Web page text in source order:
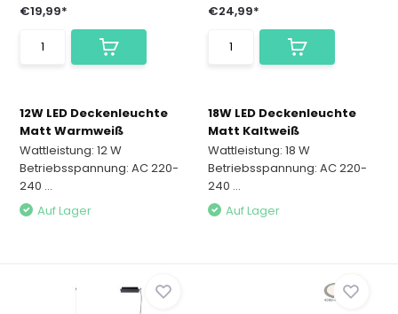
€19,99*
12W LED Deckenleuchte
Matt Warmweiß
Wattleistung: 12 W
Betriebsspannung: AC 220-
240 ...
Auf Lager
€24,99*
18W LED Deckenleuchte
Matt Kaltweiß
Wattleistung: 18 W
Betriebsspannung: AC 220-
240 ...
Auf Lager